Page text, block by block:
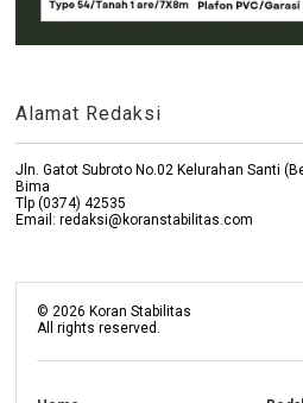
Alamat Redaksi
Jln. Gatot Subroto No.02 Kelurahan Santi
Bima
Tlp (0374) 42535
Email: redaksi@koranstabilitas.com
©2026 Koran Stabilitas
All rights reserved.